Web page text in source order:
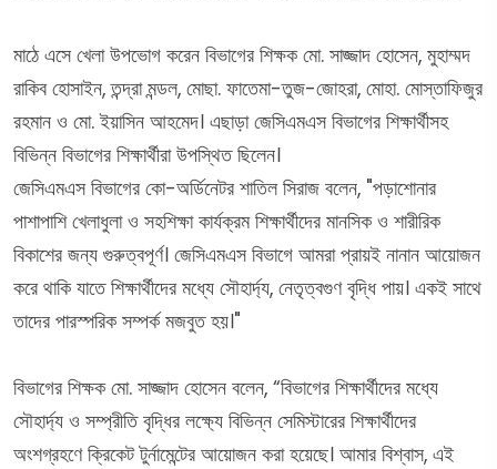
মাঠে এসে খেলা উপভোগ করেন বিভাগের শিক্ষক মো. সাজ্জাদ হোসেন, মুহাম্মদ
রাকিব হোসাইন, তন্দ্রা মন্ডল, মোছা. ফাতেমা-তুজ-জোহরা, মোহা. মোস্তাফিজুর
রহমান ও মো. ইয়াসিন আহমেদ। এছাড়া জেসিএমএস বিভাগের শিক্ষার্থীসহ
বিভিন্ন বিভাগের শিক্ষার্থীরা উপস্থিত ছিলেন।
জেসিএমএস বিভাগের কো-অর্ডিনেটর শাতিল সিরাজ বলেন, "পড়াশোনার
পাশাপাশি খেলাধুলা ও সহশিক্ষা কার্যক্রম শিক্ষার্থীদের মানসিক ও শারীরিক
বিকাশের জন্য গুরুত্বপূর্ণ। জেসিএমএস বিভাগে আমরা প্রায়ই নানান আয়োজন
করে থাকি যাতে শিক্ষার্থীদের মধ্যে সৌহার্দ্য, নেতৃত্বগুণ বৃদ্ধি পায়। একই সাথে
তাদের পারস্পরিক সম্পর্ক মজবুত হয়।"
বিভাগের শিক্ষক মো. সাজ্জাদ হোসেন বলেন, “বিভাগের শিক্ষার্থীদের মধ্যে
সৌহার্দ্য ও সম্প্রীতি বৃদ্ধির লক্ষ্যে বিভিন্ন সেমিস্টারের শিক্ষার্থীদের
অংশগ্রহণে ক্রিকেট টুর্নামেন্টের আয়োজন করা হয়েছে। আমার বিশ্বাস, এই